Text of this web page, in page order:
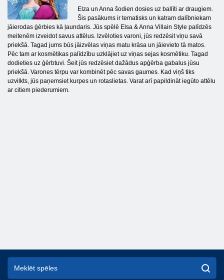
Elza un Anna šodien dosies uz ballīti ar draugiem.
Šis pasākums ir tematisks un katram dalībniekam
jāierodas ģērbies kā ļaundaris. Jūs spēlē Elsa & Anna Villain Style palīdzēs
meitenēm izveidot savus attēlus. Izvēloties varoni, jūs redzēsit viņu savā
priekšā. Tagad jums būs jāizvēlas viņas matu krāsa un jāievieto tā matos.
Pēc tam ar kosmētikas palīdzību uzklājiet uz viņas sejas kosmētiku. Tagad
dodieties uz ģērbtuvi. Šeit jūs redzēsiet dažādus apģērba gabalus jūsu
priekšā. Varones tērpu var kombinēt pēc savas gaumes. Kad viņš tiks
uzvilkts, jūs paņemsiet kurpes un rotaslietas. Varat arī papildināt iegūto attēlu
ar citiem piederumiem.